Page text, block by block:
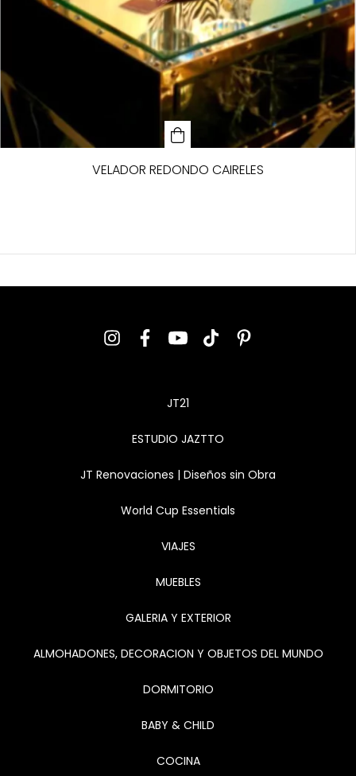
VELADOR REDONDO CAIRELES
JT21
ESTUDIO JAZTTO
JT Renovaciones | Diseños sin Obra
World Cup Essentials
VIAJES
MUEBLES
GALERIA Y EXTERIOR
ALMOHADONES, DECORACION Y OBJETOS DEL MUNDO
DORMITORIO
BABY & CHILD
COCINA